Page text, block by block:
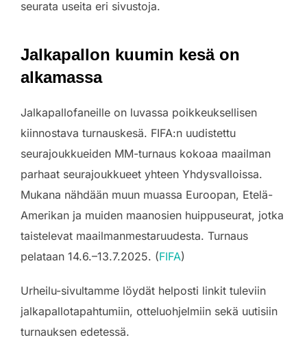
seurata useita eri sivustoja.
Jalkapallon kuumin kesä on
alkamassa
Jalkapallofaneille on luvassa poikkeuksellisen
kiinnostava turnauskesä. FIFA:n uudistettu
seurajoukkueiden MM-turnaus kokoaa maailman
parhaat seurajoukkueet yhteen Yhdysvalloissa.
Mukana nähdään muun muassa Euroopan, Etelä-
Amerikan ja muiden maanosien huippuseurat, jotka
taistelevat maailmanmestaruudesta. Turnaus
pelataan 14.6.–13.7.2025. (FIFA)
Urheilu-sivultamme löydät helposti linkit tuleviin
jalkapallotapahtumiin, otteluohjelmiin sekä uutisiin
turnauksen edetessä.